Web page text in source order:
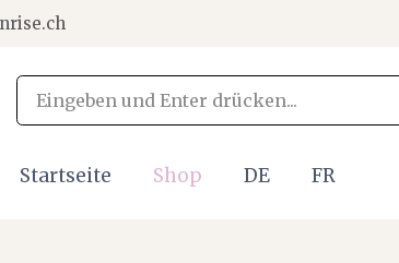
Startseite Shop DE FR